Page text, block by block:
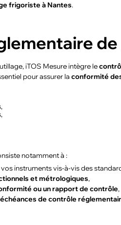
frigoriste à Nantes.
iTOS Mesure intègre le
pour assurer la conformité
notamment à :
instruments vis-à-vis des
et métrologiques,
ou un rapport de contrôle,
de contrôle